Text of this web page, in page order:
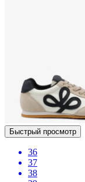
Быстрый просмотр
36
37
38